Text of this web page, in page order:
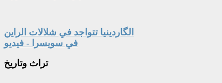
الگاردينيا تتواجد في شلالات الراين
في سويسرا - فيديو
تراث وتاريخ